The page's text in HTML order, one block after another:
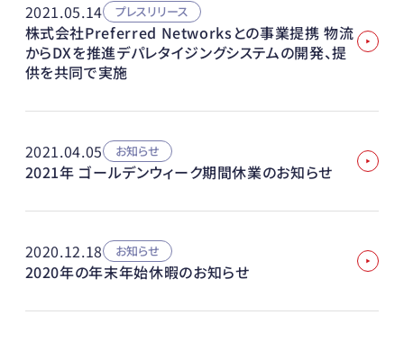
2021.05.14 プレスリリース
株式会社Preferred Networksとの事業提携 物流
からDXを推進デパレタイジングシステムの開発、提
供を共同で実施
2021.04.05 お知らせ
2021年 ゴールデンウィーク期間休業のお知らせ
2020.12.18 お知らせ
2020年の年末年始休暇のお知らせ